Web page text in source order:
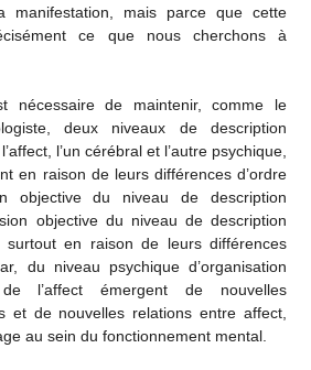
manifestation, mais parce que cette
ce que nous cherchons à
nécessaire de maintenir, comme le
deux niveaux de description
l’un cérébral et l’autre psychique,
en raison de leurs différences d’ordre
objective du niveau de description
objective du niveau de description
surtout en raison de leurs différences
du niveau psychique d’organisation
l’affect émergent de nouvelles
et de nouvelles relations entre affect,
au sein du fonctionnement mental.